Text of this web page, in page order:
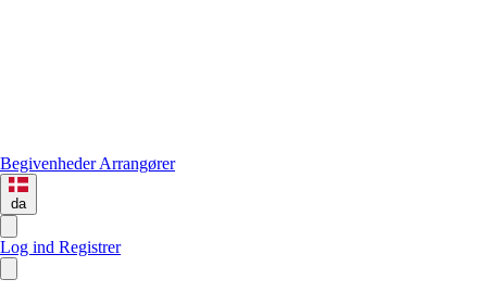
BegivenhederArrangører
da
Log ind Registrer